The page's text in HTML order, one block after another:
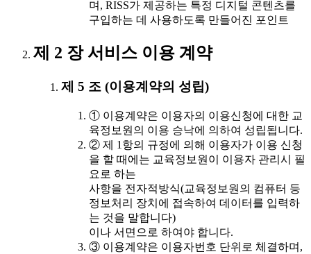
며, RISS가 제공하는 특정 디지털 콘텐츠를
구입하는 데 사용하도록 만들어진 포인트
제 2 장 서비스 이용 계약
제 5 조 (이용계약의 성립)
① 이용계약은 이용자의 이용신청에 대한 교
육정보원의 이용 승낙에 의하여 성립됩니다.
② 제 1항의 규정에 의해 이용자가 이용 신청
을 할 때에는 교육정보원이 이용자 관리시 필
요로 하는
사항을 전자적방식(교육정보원의 컴퓨터 등
정보처리 장치에 접속하여 데이터를 입력하
는 것을 말합니다)
이나 서면으로 하여야 합니다.
③ 이용계약은 이용자번호 단위로 체결하며,